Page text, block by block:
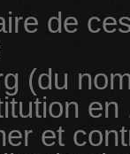
de
(du
et